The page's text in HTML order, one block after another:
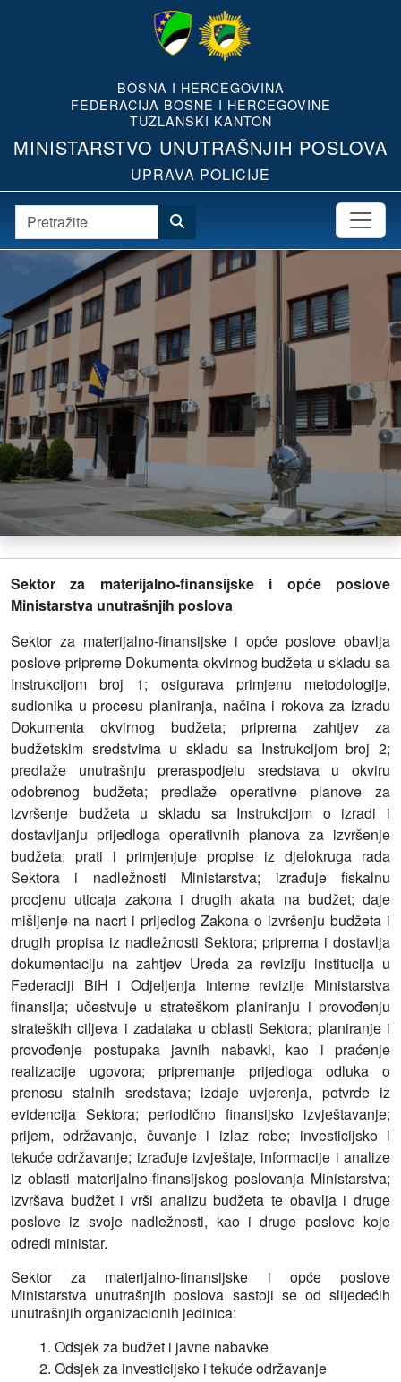
BOSNA I HERCEGOVINA
FEDERACIJA BOSNE I HERCEGOVINE
TUZLANSKI KANTON
MINISTARSTVO UNUTRAŠNJIH POSLOVA
UPRAVA POLICIJE
Sektor za materijalno-finansijske i opće poslove
Ministarstva unutrašnjih poslova
Sektor za materijalno-finansijske i opće poslove obavlja
poslove pripreme Dokumenta okvirnog budžeta u skladu sa
Instrukcijom broj 1; osigurava primjenu metodologije,
sudionika u procesu planiranja, načina i rokova za izradu
Dokumenta okvirnog budžeta; priprema zahtjev za
budžetskim sredstvima u skladu sa Instrukcijom broj 2;
predlaže unutrašnju preraspodjelu sredstava u okviru
odobrenog budžeta; predlaže operativne planove za
izvršenje budžeta u skladu sa Instrukcijom o izradi i
dostavljanju prijedloga operativnih planova za izvršenje
budžeta; prati i primjenjuje propise iz djelokruga rada
Sektora i nadležnosti Ministarstva; izrađuje fiskalnu
procjenu uticaja zakona i drugih akata na budžet; daje
mišljenje na nacrt i prijedlog Zakona o izvršenju budžeta i
drugih propisa iz nadležnosti Sektora; priprema i dostavlja
dokumentaciju na zahtjev Ureda za reviziju institucija u
Federaciji BiH i Odjeljenja interne revizije Ministarstva
finansija; učestvuje u strateškom planiranju i provođenju
strateških ciljeva i zadataka u oblasti Sektora; planiranje i
provođenje postupaka javnih nabavki, kao i praćenje
realizacije ugovora; pripremanje prijedloga odluka o
prenosu stalnih sredstava; izdaje uvjerenja, potvrde iz
evidencija Sektora; periodično finansijsko izvještavanje;
prijem, održavanje, čuvanje i izlaz robe; investicijsko i
tekuće održavanje; izrađuje izvještaje, informacije i analize
iz oblasti materijalno-finansijskog poslovanja Ministarstva;
izvršava budžet i vrši analizu budžeta te obavlja i druge
poslove iz svoje nadležnosti, kao i druge poslove koje
odredi ministar.
Sektor za materijalno-finansijske i opće poslove
Ministarstva unutrašnjih poslova sastoji se od slijedećih
unutrašnjih organizacionih jedinica:
1. Odsjek za budžet i javne nabavke
2. Odsjek za investicijsko i tekuće održavanje